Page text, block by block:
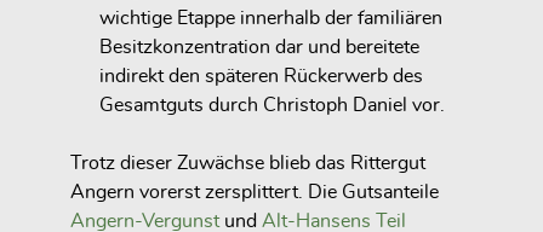
wichtige Etappe innerhalb der familiären
Besitzkonzentration dar und bereitete
indirekt den späteren Rückerwerb des
Gesamtguts durch Christoph Daniel vor.
Trotz dieser Zuwächse blieb das Rittergut
Angern vorerst zersplittert. Die Gutsanteile
Angern-Vergunstund Alt-Hansens Teil